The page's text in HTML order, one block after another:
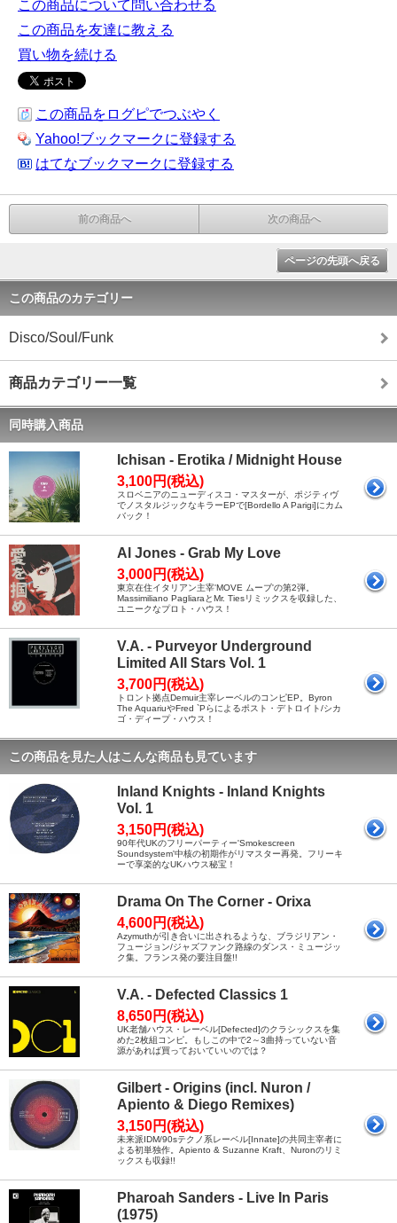
この商品について問い合わせる
この商品を友達に教える
買い物を続ける
この商品をログピでつぶやく
Yahoo!ブックマークに登録する
はてなブックマークに登録する
前の商品へ 次の商品へ
ページの先頭へ戻る
この商品のカテゴリー
Disco/Soul/Funk
商品カテゴリー一覧
同時購入商品
Ichisan - Erotika / Midnight House
3,100円(税込)
スロベニアのニューディスコ・マスターが、ポジティヴ
でノスタルジックなキラーEPで[Bordello A Parigi]にカム
バック！
Al Jones - Grab My Love
3,000円(税込)
東京在住イタリアン主宰'MOVE ムーブ'の第2弾。
Massimiliano PagliaraとMr. Tiesリミックスを収録した、
ユニークなプロト・ハウス！
V.A. - Purveyor Underground
Limited All Stars Vol. 1
3,700円(税込)
トロント拠点Demuir主宰レーベルのコンピEP。Byron
The AquariuやFred `Pらによるポスト・デトロイト/シカ
ゴ・ディープ・ハウス！
この商品を見た人はこんな商品も見ています
Inland Knights - Inland Knights
Vol. 1
3,150円(税込)
90年代UKのフリーパーティー'Smokescreen
Soundsystem'中核の初期作がリマスター再発。フリーキ
ーで享楽的なUKハウス秘宝！
Drama On The Corner - Orixa
4,600円(税込)
Azymuthが引き合いに出されるような、ブラジリアン・
フュージョン/ジャズファンク路線のダンス・ミュージッ
ク集。フランス発の要注目盤!!
V.A. - Defected Classics 1
8,650円(税込)
UK老舗ハウス・レーベル[Defected]のクラシックスを集
めた2枚組コンピ。もしこの中で2～3曲持っていない音
源があれば買っておいていいのでは？
Gilbert - Origins (incl. Nuron /
Apiento & Diego Remixes)
3,150円(税込)
未来派IDM/90sテクノ系レーベル[Innate]の共同主宰者に
よる初単独作。Apiento & Suzanne Kraft、Nuronのリミ
ックスも収録!!
Pharoah Sanders - Live In Paris
(1975)